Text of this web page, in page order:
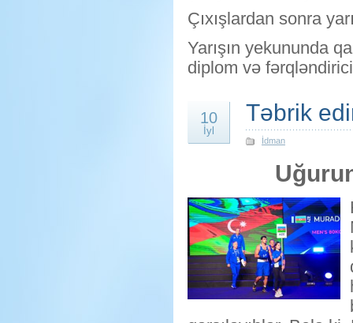
Çıxışlardan sonra
Yarışın yekununda
diplom və
10
İyl
Təbrik
İdman